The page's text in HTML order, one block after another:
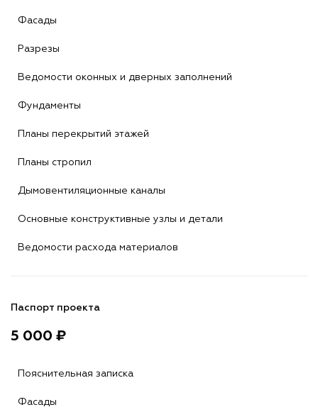
Фасады
Разрезы
Ведомости оконных и дверных заполнений
Фундаменты
Планы перекрытий этажей
Планы стропил
Дымовентиляционные каналы
Основные конструктивные узлы и детали
Ведомости расхода материалов
Паспорт проекта
5 000 ₽
Пояснительная записка
Фасады